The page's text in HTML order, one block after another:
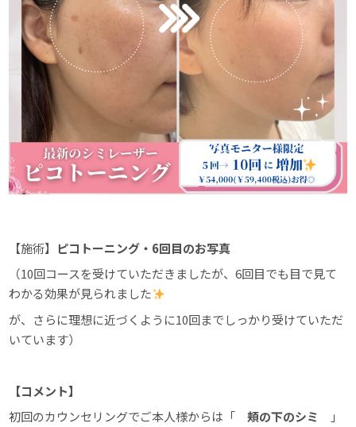
【施術】 ピコトーニング・6回目のお写真
（10回コースを受けていただきましたが、6回目でも目で見て
わかる効果が見られました
が、さらに理想に近づくように10回までしっかり受けていただ
いています）
【コメント】
初回のカウンセリングでご本人様からは「頬の下のシミ
」